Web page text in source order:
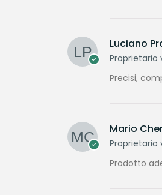
Luciano
Proprietario
Precisi,
Mario
Proprietario
Prodotto